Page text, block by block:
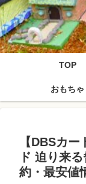
TOP
おもちゃ
【DBSカ
ド 迫り来
約・最安値